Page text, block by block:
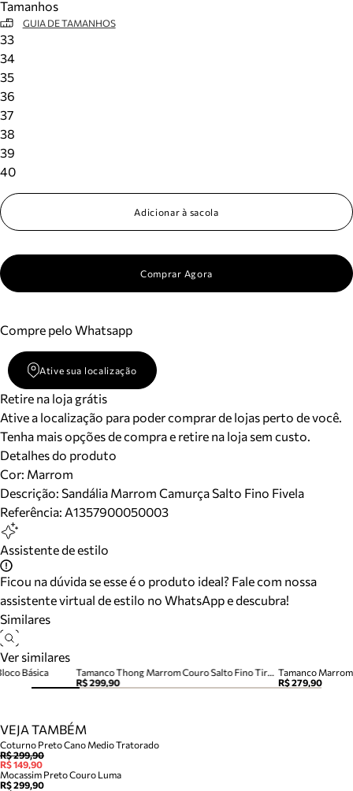
Tamanhos
GUIA DE TAMANHOS
33
34
35
36
37
38
39
40
Adicionar à sacola
Comprar Agora
Compre pelo Whatsapp
Ative sua localização
Retire na loja grátis
Ative a localização para poder comprar de lojas perto de você.
Tenha mais opções de compra e retire na loja sem custo.
Detalhes do produto
Cor: Marrom
Descrição: Sandália Marrom Camurça Salto Fino Fivela
Referência: A1357900050003
Assistente de estilo
Ficou na dúvida se esse é o produto ideal? Fale com nossa
assistente virtual de estilo no WhatsApp e descubra!
Similares
Ver similares
Tamanco Thong Marrom Couro Salto Fino Tira Dedo
R$ 299,90
Tamanco
R$ 279,90
Básica
VEJA TAMBÉM
Coturno Preto Cano Medio Tratorado
R$ 299,90
R$ 149,90
Mocassim Preto Couro Luma
R$ 299,90